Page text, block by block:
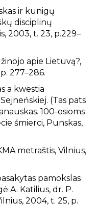
ir kunigų
disciplinų
2003, t. 23, p.229–
apie Lietuvą?,
277–286.
a kwestia
(Tas pats
100-osioms
śmierci, Punskas,
metraštis, Vilnius,
pamokslas
A. Katilius, dr. P.
2004, t. 25, p.